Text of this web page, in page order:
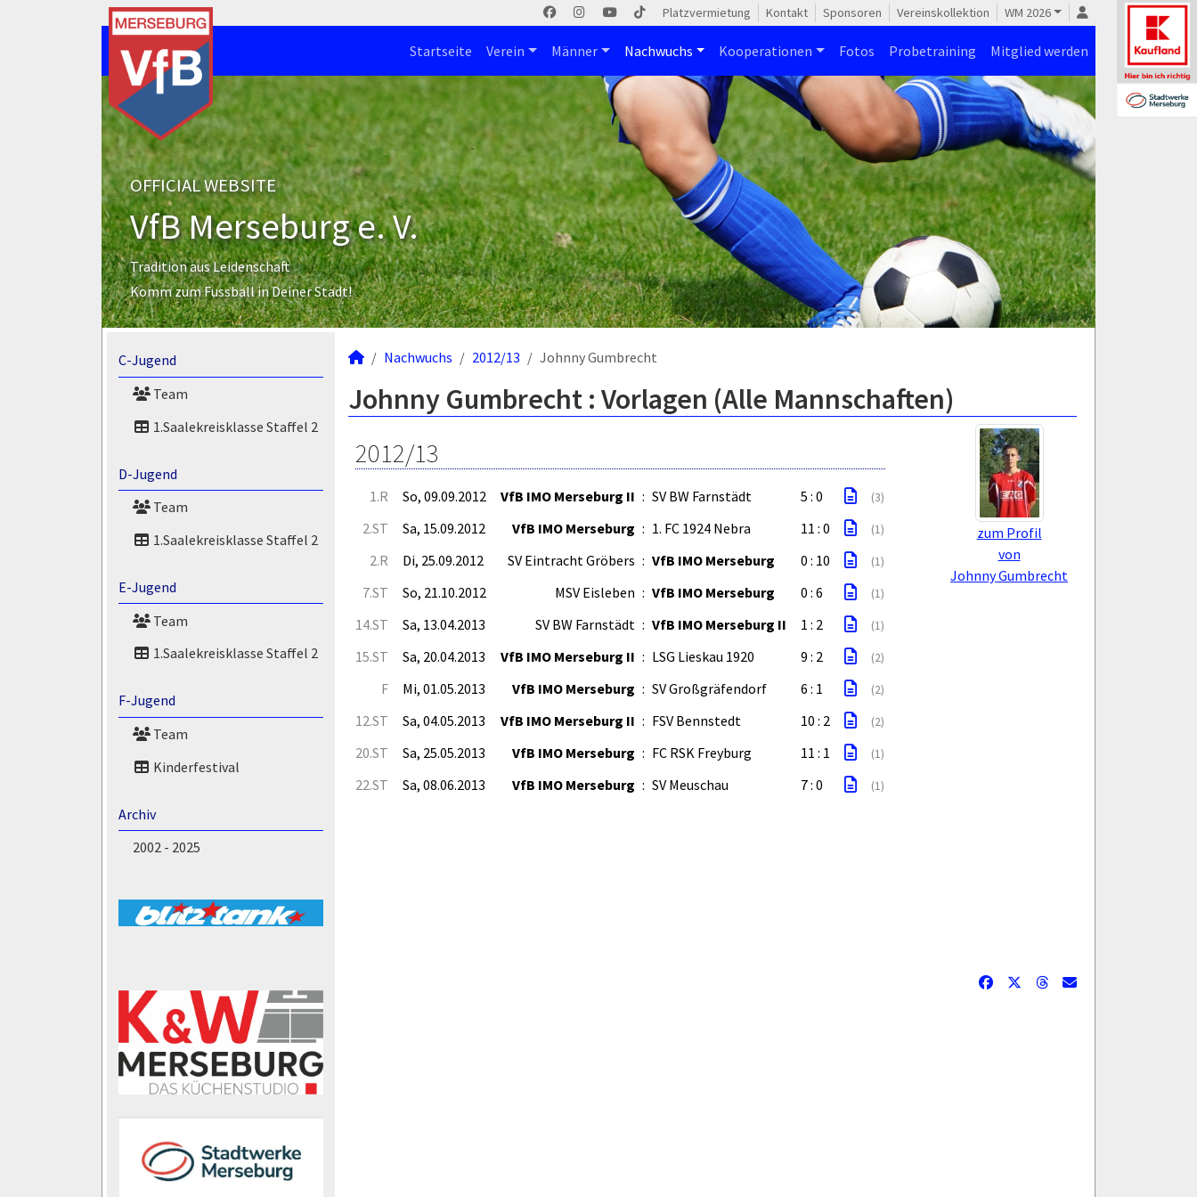
Platzvermietung Kontakt Sponsoren Vereinskollektion WM 2026
Startseite Verein Männer Nachwuchs Kooperationen Fotos Probetraining Mitglied werden
OFFICIAL WEBSITE
VfB Merseburg e. V.
Tradition aus Leidenschaft
Komm zum Fussball in Deiner Stadt!
C-Jugend
Team
1.Saalekreisklasse Staffel 2
D-Jugend
Team
1.Saalekreisklasse Staffel 2
E-Jugend
Team
1.Saalekreisklasse Staffel 2
F-Jugend
Team
Kinderfestival
Archiv
2002 - 2025
Nachwuchs 2012/13 Johnny Gumbrecht
Johnny Gumbrecht : Vorlagen (Alle Mannschaften)
zum Profil
von
Johnny Gumbrecht
2012/13
1.R So, 09.09.2012 VfB IMO Merseburg II : SV BW Farnstädt 5 : 0 (3)
2.ST Sa, 15.09.2012 VfB IMO Merseburg : 1. FC 1924 Nebra 11 : 0 (1)
2.R Di, 25.09.2012 SV Eintracht Gröbers : VfB IMO Merseburg 0 : 10 (1)
7.ST So, 21.10.2012 MSV Eisleben : VfB IMO Merseburg 0 : 6 (1)
14.ST Sa, 13.04.2013 SV BW Farnstädt : VfB IMO Merseburg II 1 : 2 (1)
15.ST Sa, 20.04.2013 VfB IMO Merseburg II : LSG Lieskau 1920 9 : 2 (2)
F Mi, 01.05.2013 VfB IMO Merseburg : SV Großgräfendorf 6 : 1 (2)
12.ST Sa, 04.05.2013 VfB IMO Merseburg II : FSV Bennstedt 10 : 2 (2)
20.ST Sa, 25.05.2013 VfB IMO Merseburg : FC RSK Freyburg 11 : 1 (1)
22.ST Sa, 08.06.2013 VfB IMO Merseburg : SV Meuschau 7 : 0 (1)